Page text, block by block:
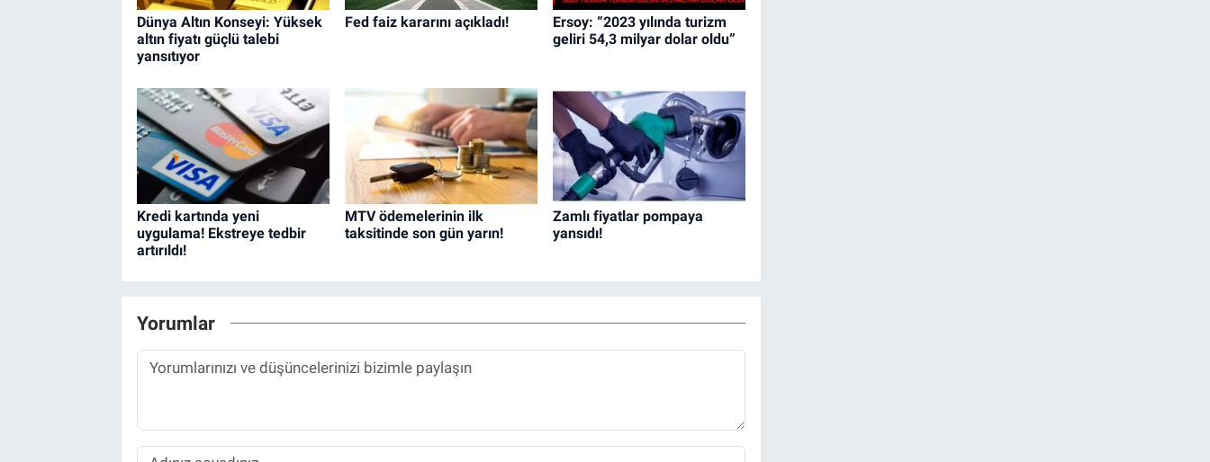
Dünya Altın Konseyi: Yüksek
altın fiyatı güçlü talebi
yansıtıyor
Fed faiz kararını açıkladı!
Ersoy: “2023 yılında turizm
geliri 54,3 milyar dolar oldu”
Kredi kartında yeni
uygulama! Ekstreye tedbir
artırıldı!
MTV ödemelerinin ilk
taksitinde son gün yarın!
Zamlı fiyatlar pompaya
yansıdı!
Yorumlar